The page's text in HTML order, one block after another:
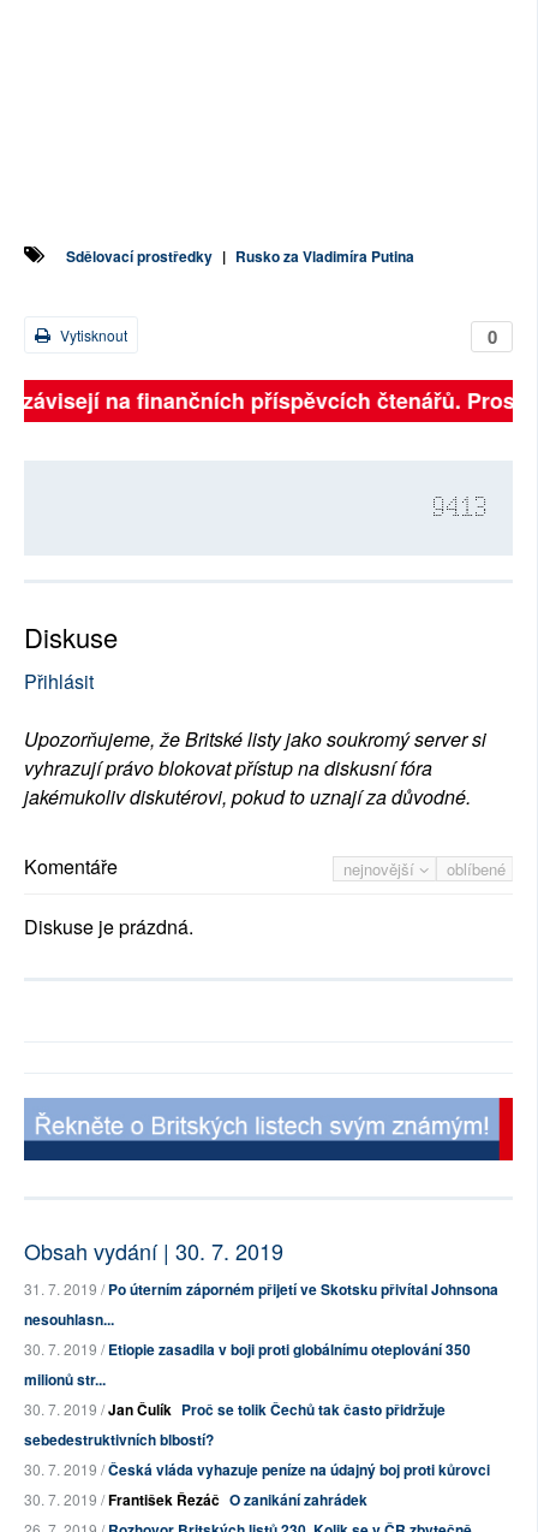
Sdělovací prostředky | Rusko za Vladimíra Putina
0
Vytisknout
na finančních příspěvcích čtenářů.
9413
Diskuse
Přihlásit
Upozorňujeme, že Britské listy jako soukromý server si
vyhrazují právo blokovat přístup na diskusní fóra
jakémukoliv diskutérovi, pokud to uznají za důvodné.
nejnovější oblíbené
Komentáře
Diskuse je prázdná.
Obsah vydání | 30. 7. 2019
31. 7. 2019 /Po úterním záporném přijetí ve Skotsku přivítal Johnsona
nesouhlasn...
30. 7. 2019 /Etiopie zasadila v boji proti globálnímu oteplování 350
milionů str...
30. 7. 2019 /Jan Čulík Proč se tolik Čechů tak často přidržuje
sebedestruktivních blbostí?
30. 7. 2019 /Česká vláda vyhazuje peníze na údajný boj proti kůrovci
30. 7. 2019 /František Řezáč O zanikání zahrádek